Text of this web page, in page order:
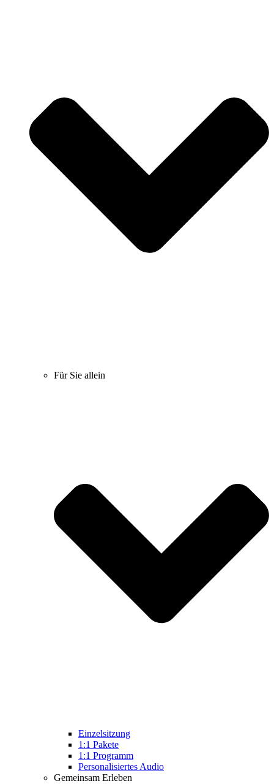
Für Sie allein
Einzelsitzung
1:1 Pakete
1:1 Programm
Personalisiertes Audio
Gemeinsam Erleben